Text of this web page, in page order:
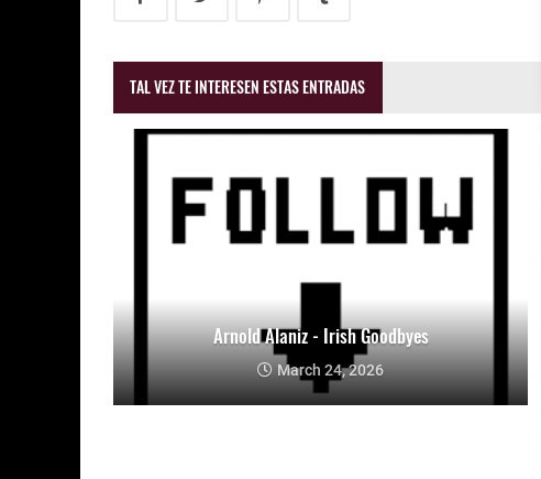
TAL VEZ TE INTERESEN ESTAS ENTRADAS
Arnold Alaniz - Irish Goodbyes
March 24, 2026